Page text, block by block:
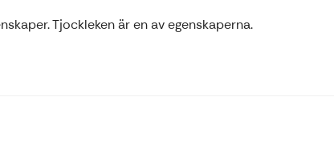
Tjockleken är en av egenskaperna.